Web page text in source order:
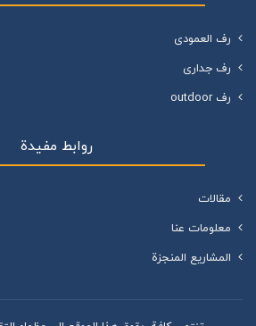
رف العمودی
رف جداری
رف outdoor
روابط مفيدة
مقالات
معلومات عنا
المشاريع المنجزة